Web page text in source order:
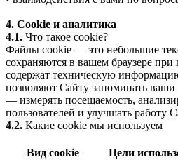
4. Cookie и аналитика
4.1. Что такое cookie?
Файлы cookie — это небольшие
сохраняются в вашем браузере
содержат техническую
позволяют Сайту запоминать
— измерять посещаемость,
пользователей и улучшать работу
4.2. Какие cookie мы используем
Вид cookie Цели